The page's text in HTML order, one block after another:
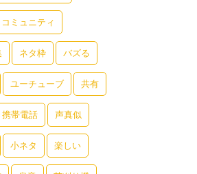
コミュニティ
ネタ枠 バズる
ユーチューブ 共有
帯電話 声真似
小ネタ 楽しい